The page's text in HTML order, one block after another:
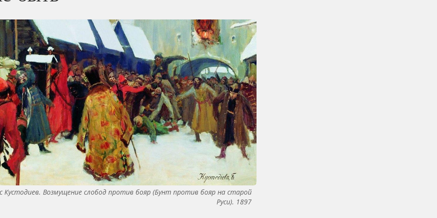
Кустодиев. Возмущение слобод против бояр (Бунт против бояр на старой
Руси). 1897